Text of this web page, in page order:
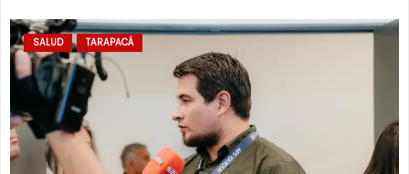
SALUD TARAPACÁ